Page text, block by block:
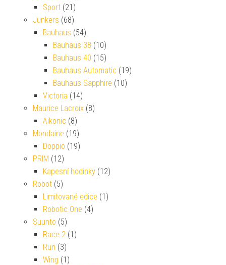
Sport (21)
Junkers (68)
Bauhaus (54)
Bauhaus 38 (10)
Bauhaus 40 (15)
Bauhaus Automatic (19)
Bauhaus Sapphire (10)
Victoria (14)
Maurice Lacroix (8)
Aikonic (8)
Mondaine (19)
Doppio (19)
PRIM (12)
Kapesní hodinky (12)
Robot (5)
Limitované edice (1)
Robotic One (4)
Suunto (5)
Race 2 (1)
Run (3)
Wing (1)